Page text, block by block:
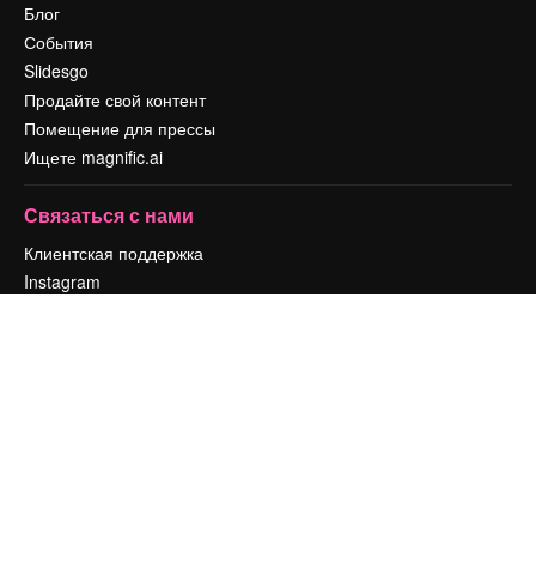
Блог
События
Slidesgo
Продайте свой контент
Помещение для прессы
Ищете magnific.ai
Связаться с нами
Клиентская поддержка
Instagram